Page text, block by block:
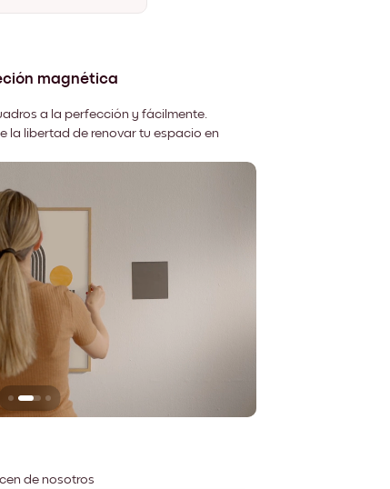
magnética
a la perfección y fácilmente.
la libertad de renovar tu espacio en
de nosotros